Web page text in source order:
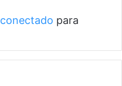
conectado para